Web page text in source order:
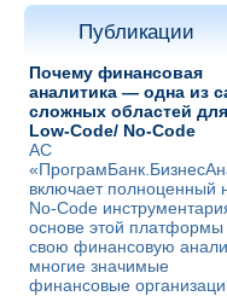
Публикации
Почему финансовая
аналитика — одна из
сложных областей для
Low-Code/ No-Code
АС
включает полноценный
No-Code
основе этой платформы
свою финансовую
многие значимые
финансовые